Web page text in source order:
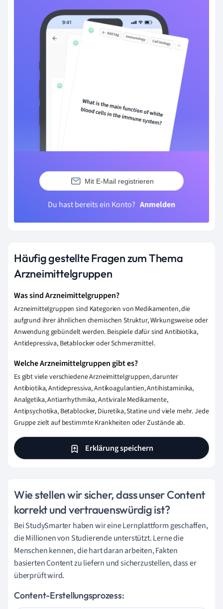
Mit E-Mail registrieren
Du hast bereits ein Konto? Anmelden
Häufig gestellte Fragen zum Thema
Arzneimittelgruppen
Was sind Arzneimittelgruppen?
Arzneimittelgruppen sind Kategorien von Medikamenten, die
aufgrund ihrer ähnlichen chemischen Struktur, Wirkungsweise oder
Anwendung gebündelt werden. Beispiele dafür sind Antibiotika,
Antidepressiva, Betablocker oder Schmerzmittel.
Welche Arzneimittelgruppen gibt es?
Es gibt viele verschiedene Arzneimittelgruppen, darunter
Antibiotika, Antidepressiva, Antikoagulantien, Antihistaminika,
Analgetika, Antiarrhythmika, Antivirale Medikamente,
Antipsychotika, Betablocker, Diuretika, Statine und viele mehr. Jede
Gruppe zielt auf bestimmte Krankheiten oder Zustände ab.
Erklärung speichern
Wie stellen wir sicher, dass unser Content
korrekt und vertrauenswürdig ist?
Bei StudySmarter haben wir eine Lernplattform geschaffen,
die Millionen von Studierende unterstützt. Lerne die
Menschen kennen, die hart daran arbeiten, Fakten
basierten Content zu liefern und sicherzustellen, dass er
überprüft wird.
Content-Erstellungsprozess: